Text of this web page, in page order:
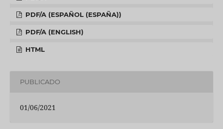
PDF/A (ESPAÑOL (ESPAÑA))
PDF/A (ENGLISH)
HTML
PUBLICADO
01/06/2021